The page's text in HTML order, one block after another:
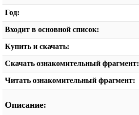
Год:
Входит в основной список:
Купить и скачать:
Скачать ознакомительный фрагмент:
Читать ознакомительный фрагмент:
Описание: